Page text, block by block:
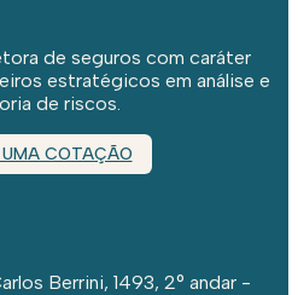
de seguros com caráter
estratégicos em análise e
de riscos.
UMA COTAÇÃO
Berrini, 1493, 2° andar -